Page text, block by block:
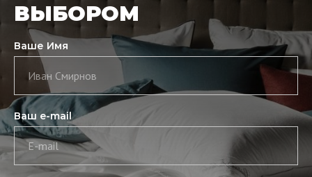
ВЫБОРОМ
Ваше Имя
Иван Смирнов
Ваш e-mail
E-mail